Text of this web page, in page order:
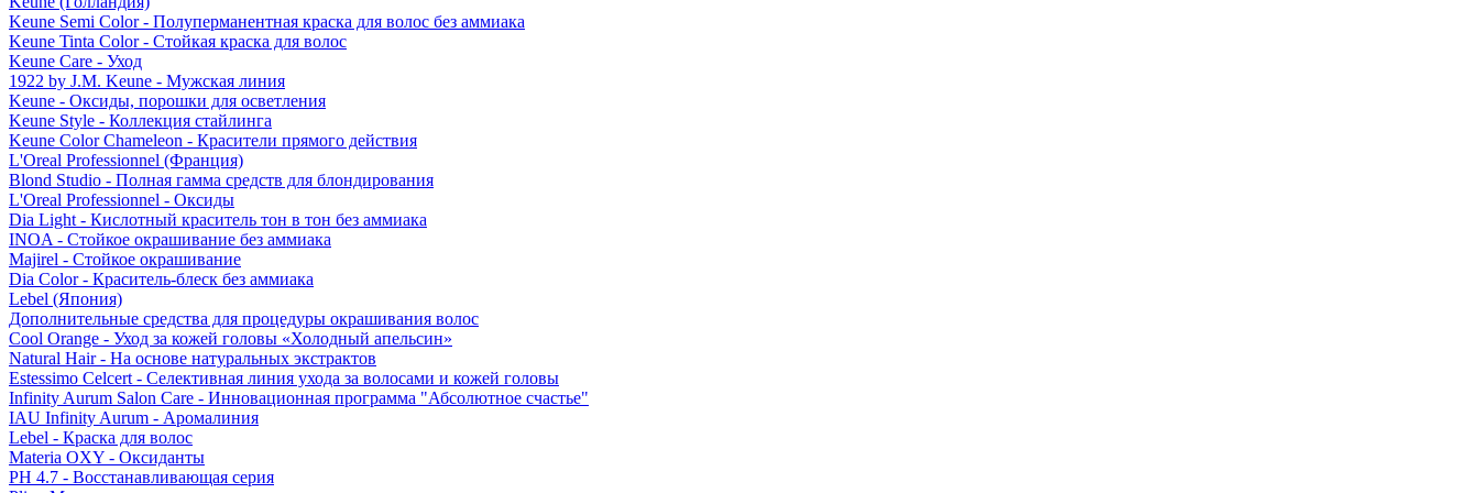
Keune Semi Color - Полуперманентная краска для волос без аммиака
Keune Tinta Color - Стойкая краска для волос
Keune Care - Уход
1922 by J.M. Keune - Мужская линия
Keune - Оксиды, порошки для осветления
Keune Style - Коллекция стайлинга
Keune Color Chameleon - Красители прямого действия
L'Oreal Professionnel (Франция)
Blond Studio - Полная гамма средств для блондирования
L'Oreal Professionnel - Оксиды
Dia Light - Кислотный краситель тон в тон без аммиака
INOA - Стойкое окрашивание без аммиака
Majirel - Стойкое окрашивание
Dia Color - Краситель-блеск без аммиака
Lebel (Япония)
Дополнительные средства для процедуры окрашивания волос
Cool Orange - Уход за кожей головы «Холодный апельсин»
Natural Hair - На основе натуральных экстрактов
Estessimo Celcert - Селективная линия ухода за волосами и кожей головы
Infinity Aurum Salon Care - Инновационная программа "Абсолютное счастье"
IAU Infinity Aurum - Аромалиния
Lebel - Краска для волос
Materia OXY - Оксиданты
PH 4.7 - Восстанавливающая серия